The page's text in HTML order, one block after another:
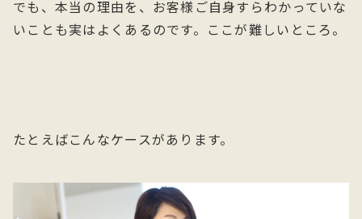
でも、本当の理由を、お客様ご自身すらわかっていな
いことも実はよくあるのです。ここが難しいところ。
たとえばこんなケースがあります。